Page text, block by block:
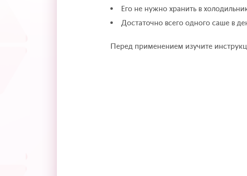
Его не нужно хранить в
Достаточно всего одного саше в
Перед применением изучите